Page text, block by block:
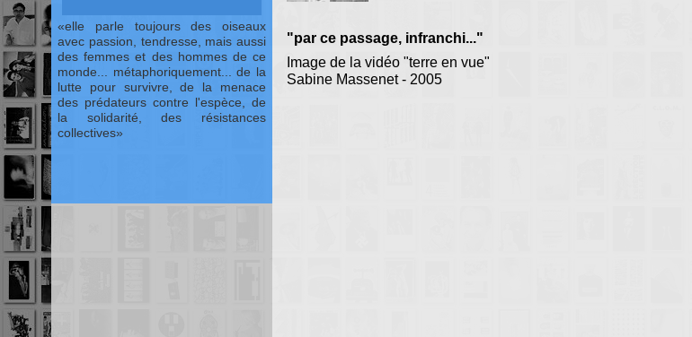
"par ce passage, infranchi..."
Image de la vidéo "terre en vue"
Sabine Massenet - 2005
elle parle toujours des oiseaux
avec passion, tendresse, mais aussi
des femmes et des hommes de ce
monde... métaphoriquement... de la
lutte pour survivre, de la menace
des prédateurs contre l'espèce, de
la solidarité, des résistances
collectives